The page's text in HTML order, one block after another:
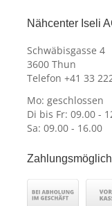
Nähcenter Iseli
Schwäbisgasse 4
3600 Thun
Telefon +41 33
Mo: geschlossen
Di bis Fr: 09.00 -
Sa: 09.00 - 16.00